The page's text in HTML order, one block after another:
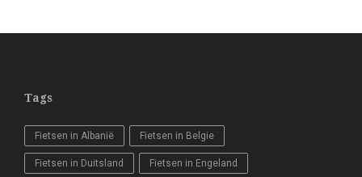
Tags
Fietsen in Albanië Fietsen in Belgie
Fietsen in Duitsland Fietsen in Engeland